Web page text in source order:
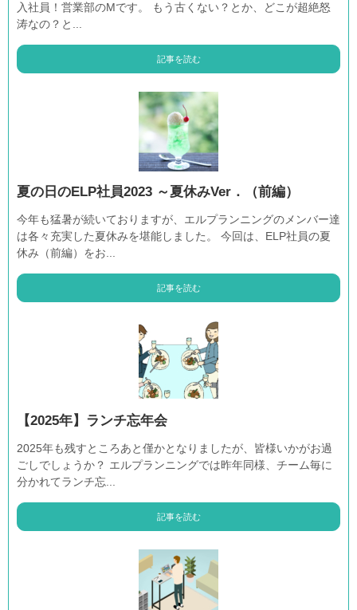
入社員！営業部のMです。 もう古くない？とか、どこが超絶怒
涛なの？と...
記事を読む
夏の日のELP社員2023 ～夏休みVer．（前編）
今年も猛暑が続いておりますが、エルプランニングのメンバー達
は各々充実した夏休みを堪能しました。 今回は、ELP社員の夏
休み（前編）をお...
記事を読む
【2025年】ランチ忘年会
2025年も残すところあと僅かとなりましたが、皆様いかがお過
ごしでしょうか？ エルプランニングでは昨年同様、チーム毎に
分かれてランチ忘...
記事を読む